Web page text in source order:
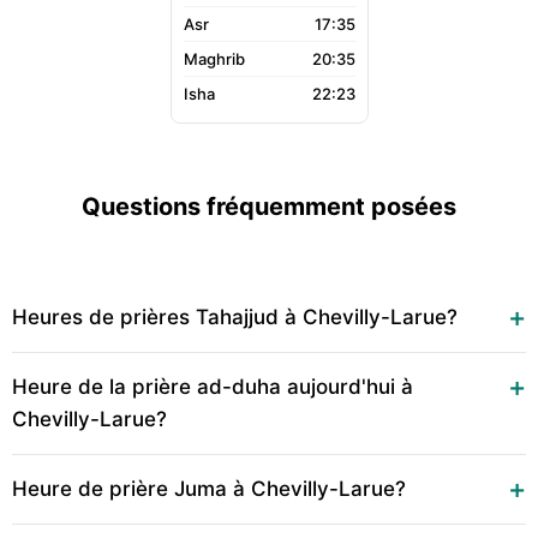
17:35
20:35
22:23
Questions fréquemment posées
Heures de prières Tahajjud à Chevilly-Larue?
Heure de la prière ad-duha aujourd'hui à
Chevilly-Larue?
Heure de prière Juma à Chevilly-Larue?